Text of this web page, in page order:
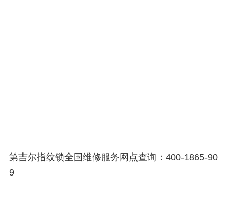
第吉尔指纹锁全国维修服务网点查询：400-1865-90
9